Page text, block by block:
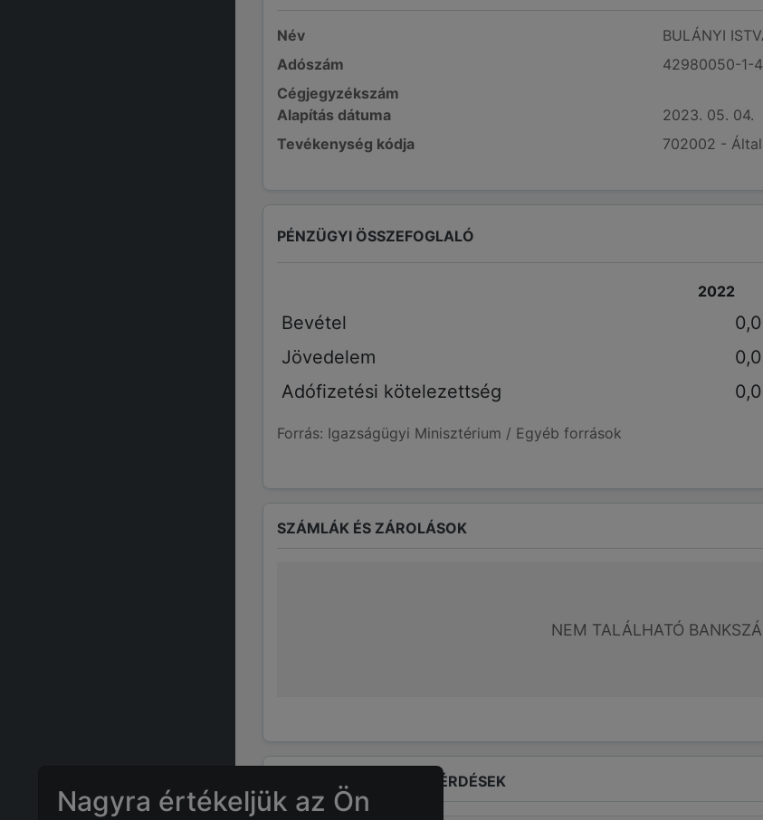
Név
BULÁNYI
Adószám
42980050-1-
Cégjegyzékszám
Alapítás dátuma
2023. 05. 04.
Tevékenység kódja
702002 -
PÉNZÜGYI ÖSSZEFOGLALÓ
2022
Bevétel
Jövedelem
Adófizetési kötelezettség
Forrás: Igazságügyi Minisztérium / Egyéb források
SZÁMLÁK ÉS ZÁROLÁSOK
NEM TALÁLHATÓ
GYAKRAN ISMÉTELT KÉRDÉSEK
Nagyra értékeljük az Ön